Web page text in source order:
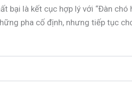
bại là kết cục hợp lý với “Đàn chó
pha cố định, nhưng tiếp tục